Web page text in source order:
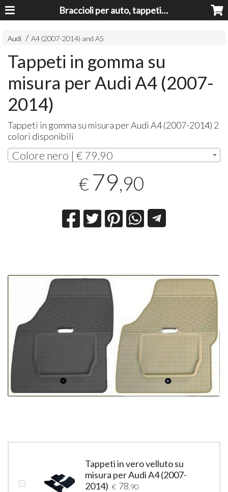
Braccioli per auto, tappeti auto, accessori auto MADE IN ITALY - Armrests, Mittelarmlehnen, Accoundoirs
Audi A4 (2007-2014) and A5
Tappeti in gomma su
misura per Audi A4 (2007-
2014)
Tappeti in gomma su misura per Audi A4 (2007-2014) 2
colori disponibili
Colore nero | € 79,90
€ 79,90
Tappeti in vero velluto su
misura per Audi A4 (2007-
2014) € 78 ,90